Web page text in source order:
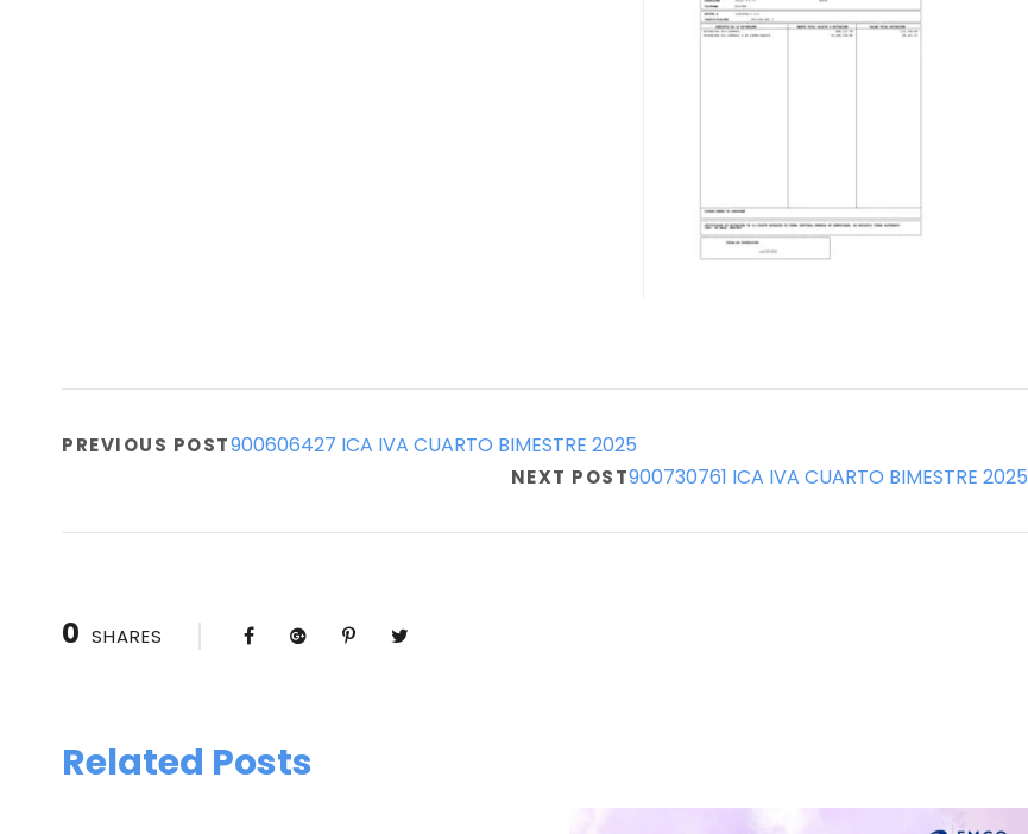
PREVIOUS POST900606427 ICA IVA CUARTO BIMESTRE 2025
NEXT POST900730761 ICA IVA CUARTO BIMESTRE 2025
0 SHARES
Related Posts